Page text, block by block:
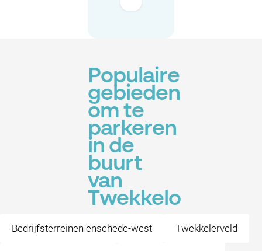
Populaire
gebieden
om te
parkeren
in de
buurt
van
Twekkelo
Bedrijfsterreinen enschede-west Twekkelerveld